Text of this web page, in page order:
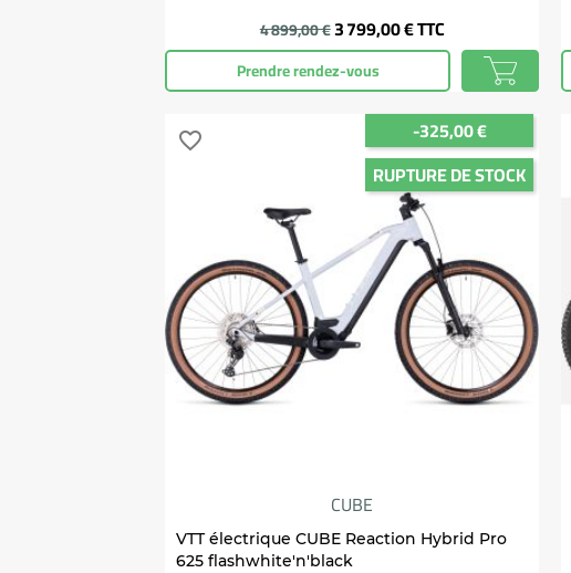
4 899,00 €Prix
3 799,00 €TTC
Prendre rendez-vous
CUBE
VTT électrique CUBE Reaction Hybrid Pro
625 flashwhite'n'black
-325,00 €
RUPTURE DE STOCK
favorite_border